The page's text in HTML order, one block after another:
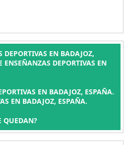
DEPORTIVAS EN BADAJOZ,
ENSEÑANZAS DEPORTIVAS EN
EN BADAJOZ, ESPAÑA.
EN BADAJOZ, ESPAÑA.
QUEDAN?